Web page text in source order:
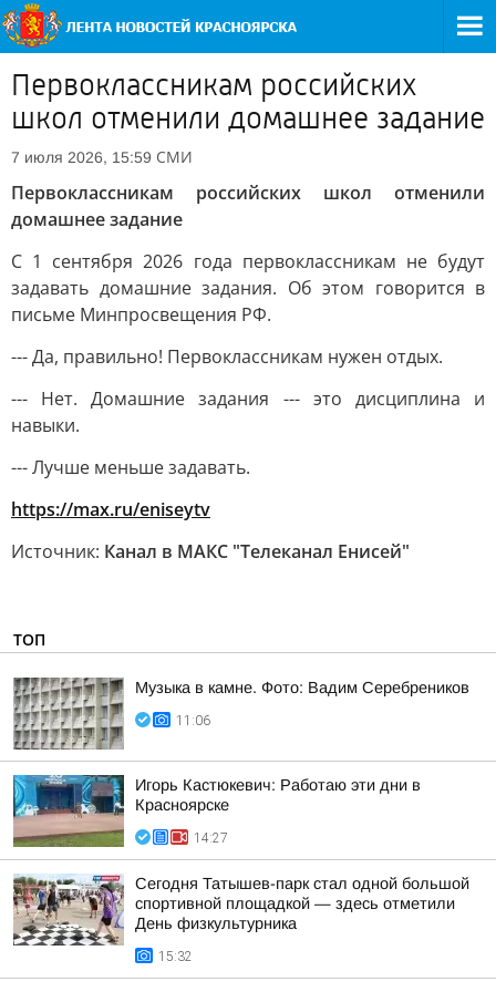
Первоклассникам российских
школ отменили домашнее задание
7 июля 2026, 15:59 СМИ
Первоклассникам российских школ отменили
домашнее задание
С 1 сентября 2026 года первоклассникам не будут
задавать домашние задания. Об этом говорится в
письме Минпросвещения РФ.
--- Да, правильно! Первоклассникам нужен отдых.
--- Нет. Домашние задания --- это дисциплина и
навыки.
--- Лучше меньше задавать.
https://max.ru/eniseytv
Источник: Канал в МАКС "Телеканал Енисей"
ТОП
Музыка в камне. Фото: Вадим Серебреников
11:06
Игорь Кастюкевич: Работаю эти дни в
Красноярске
14:27
Сегодня Татышев-парк стал одной большой
спортивной площадкой — здесь отметили
День физкультурника
15:32